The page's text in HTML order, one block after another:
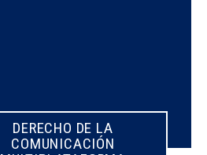
DERECHO DE LA
COMUNICACIÓN